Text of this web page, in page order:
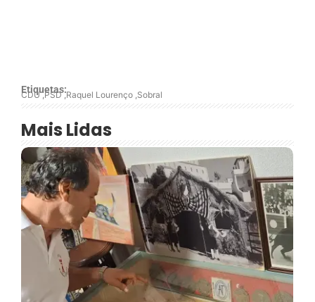
Etiquetas:
CDU,PSD,Raquel Lourenço Sobral
Mais Lidas